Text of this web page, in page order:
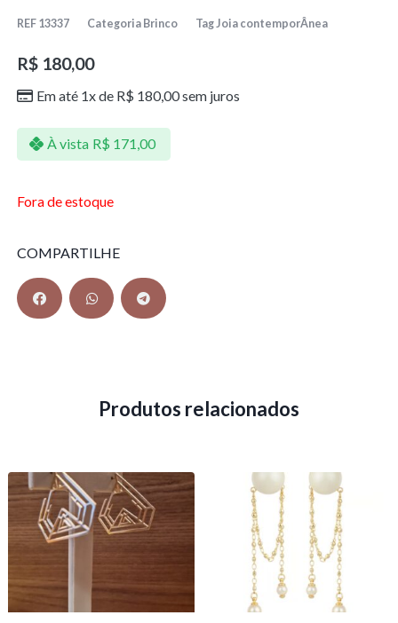
REF 13337 Categoria Brinco Tag Joia contemporÂnea
R$180,00
Em até 1x de R$ 180,00sem juros
À vista R$ 171,00
Fora de estoque
COMPARTILHE
Produtos relacionados